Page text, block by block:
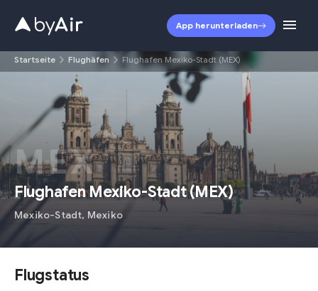
App herunterladen
Startseite Flughäfen Flughafen Mexiko-Stadt (MEX)
MEX
Flughafen Mexiko-Stadt(MEX)
Mexiko-Stadt, Mexiko
Flugstatus